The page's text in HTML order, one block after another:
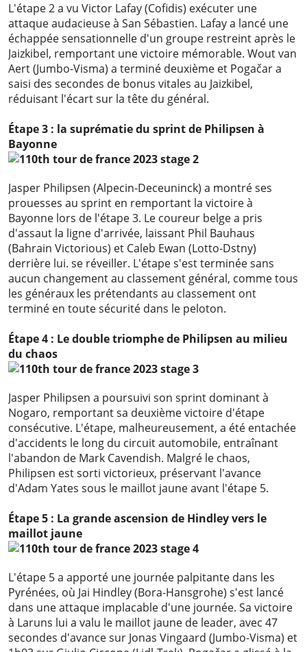
L'étape 2 a vu Victor Lafay (Cofidis) exécuter une
attaque audacieuse à San Sébastien. Lafay a lancé une
échappée sensationnelle d'un groupe restreint après le
Jaizkibel, remportant une victoire mémorable. Wout van
Aert (Jumbo-Visma) a terminé deuxième et Pogačar a
saisi des secondes de bonus vitales au Jaizkibel,
réduisant l'écart sur la tête du général.
Étape 3 : la suprématie du sprint de Philipsen à
Bayonne
Jasper Philipsen (Alpecin-Deceuninck) a montré ses
prouesses au sprint en remportant la victoire à
Bayonne lors de l'étape 3. Le coureur belge a pris
d'assaut la ligne d'arrivée, laissant Phil Bauhaus
(Bahrain Victorious) et Caleb Ewan (Lotto-Dstny)
derrière lui. se réveiller. L'étape s'est terminée sans
aucun changement au classement général, comme tous
les généraux les prétendants au classement ont
terminé en toute sécurité dans le peloton.
Étape 4 : Le double triomphe de Philipsen au milieu
du chaos
Jasper Philipsen a poursuivi son sprint dominant à
Nogaro, remportant sa deuxième victoire d'étape
consécutive. L'étape, malheureusement, a été entachée
d'accidents le long du circuit automobile, entraînant
l'abandon de Mark Cavendish. Malgré le chaos,
Philipsen est sorti victorieux, préservant l'avance
d'Adam Yates sous le maillot jaune avant l'étape 5.
Étape 5 : La grande ascension de Hindley vers le
maillot jaune
L'étape 5 a apporté une journée palpitante dans les
Pyrénées, où Jai Hindley (Bora-Hansgrohe) s'est lancé
dans une attaque implacable d'une journée. Sa victoire
à Laruns lui a valu le maillot jaune de leader, avec 47
secondes d'avance sur Jonas Vingaard (Jumbo-Visma) et